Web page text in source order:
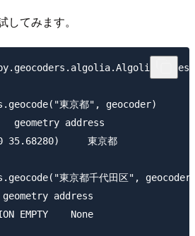
てみます。
東京都", geocoder)
geometry address
35.68280)     東京都
東京都千代田区",
address
EMPTY    None